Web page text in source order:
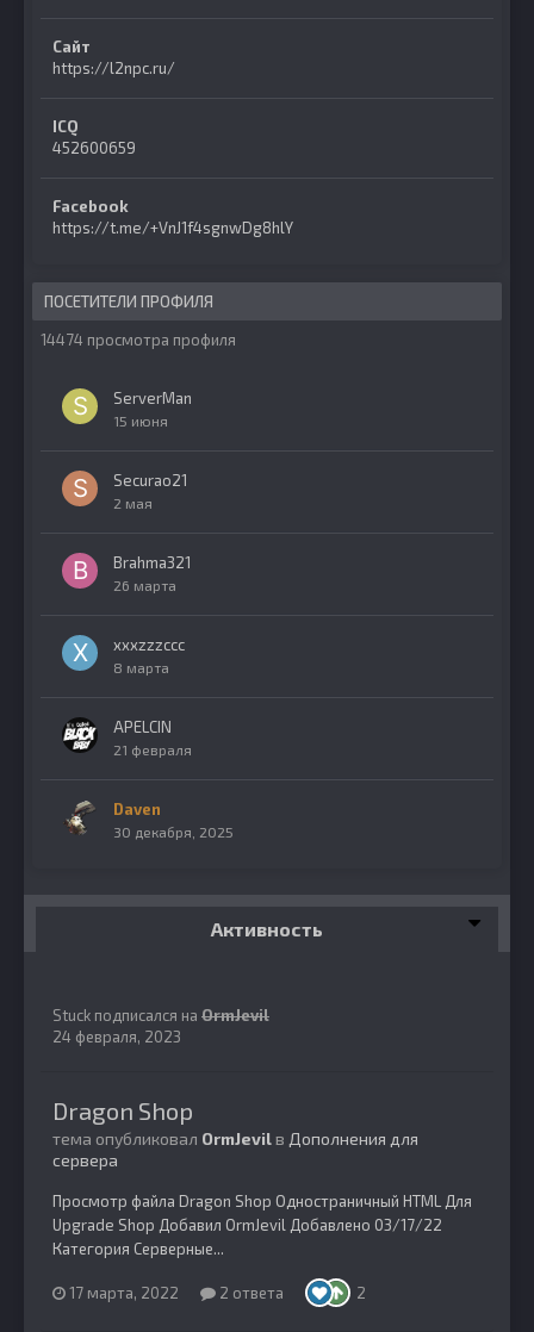
Сайт
https://l2npc.ru/
ICQ
452600659
Facebook
https://t.me/+VnJ1f4sgnwDg8hlY
ПОСЕТИТЕЛИ ПРОФИЛЯ
14474 просмотра профиля
ServerMan
15 июня
Securao21
2 мая
Brahma321
26 марта
xxxzzzccc
8 марта
APELCIN
21 февраля
Daven
30 декабря, 2025
Активность
Stuck подписался на OrmJevil
24 февраля, 2023
Dragon Shop
тема опубликовал OrmJevilв Дополнения для
сервера
Просмотр файла Dragon Shop Одностраничный HTML Для
Upgrade Shop Добавил OrmJevil Добавлено 03/17/22
Категория Серверные...
17 марта, 2022 2 ответа 2